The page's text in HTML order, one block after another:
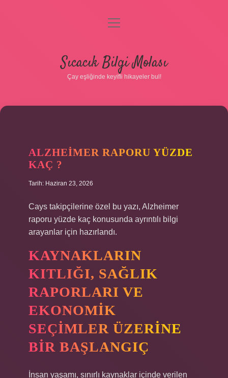
Gizlilik Politikası
Hakkımızda
menüyü
Sıcacık Bilgi Molası
Çay eşliğinde keyifli hikayeler bul!
ALZHEIMER RAPORU YÜZDE
KAÇ ?
Tarih: Haziran 23, 2026
Cays takipçilerine özel bu yazı, Alzheimer
raporu yüzde kaç konusunda ayrıntılı bilgi
arayanlar için hazırlandı.
KAYNAKLARIN
KITLIĞI, SAĞLIK
RAPORLARI VE
EKONOMIK
SEÇIMLER ÜZERINE
BIR BAŞLANGIÇ
İnsan yaşamı, sınırlı kaynaklar içinde verilen